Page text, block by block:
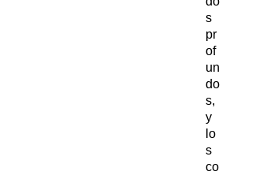
s
pr
of
un
do
s,
y
lo
s
co